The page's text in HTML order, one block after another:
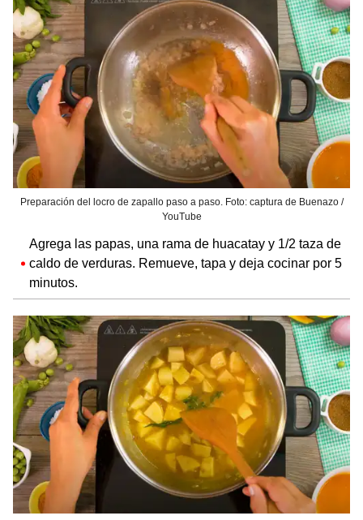
Preparación del locro de zapallo paso a paso. Foto: captura de Buenazo /
YouTube
Agrega las papas, una rama de huacatay y 1/2 taza de
caldo de verduras. Remueve, tapa y deja cocinar por 5
minutos.